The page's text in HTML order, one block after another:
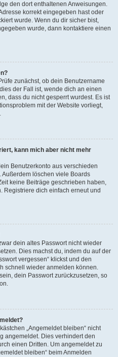
den dort enthaltenen Anweisungen.
korrekt eingegeben hast oder
wurde. Wenn du dir sicher bist,
wurde, dann kontaktiere einen
zunächst, ob dein Benutzername
der Fall ist, wende dich an einen
dass du nicht gesperrt wurdest. Es ist
mit der Website vorliegt,
kann mich aber nicht mehr
Benutzerkonto aus verschieden
löschen viele Boards
keine Beiträge geschrieben haben,
Registriere dich einfach erneut und
dein altes Passwort nicht wieder
Dies machst du, indem du auf der
vergessen“ klickst und den
schnell wieder anmelden können.
dein Passwort zurückzusetzen, so
„Angemeldet bleiben“ nicht
angemeldet. Dies verhindert den
einen Dritten. Um angemeldet zu
bleiben“ beim Anmelden